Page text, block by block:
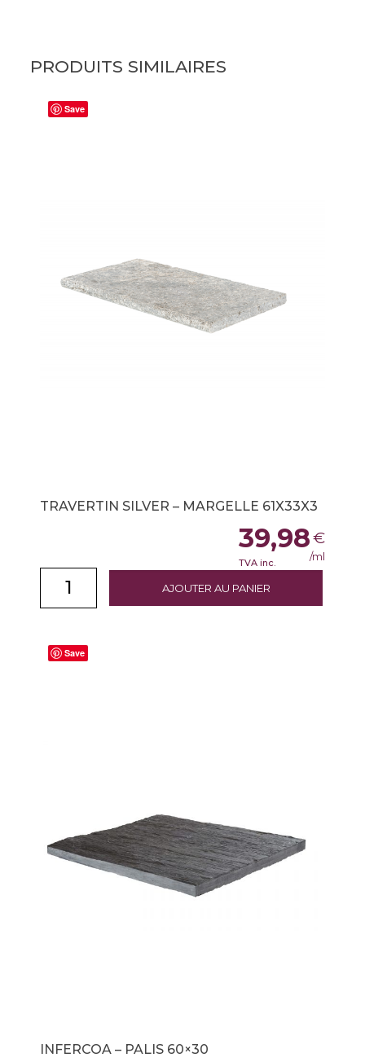
PRODUITS SIMILAIRES
Save
TRAVERTIN SILVER – MARGELLE 61X33X3
AJOUTER AU PANIER
39,98€
TVA inc. /ml
Save
INFERCOA – PALIS 60×30